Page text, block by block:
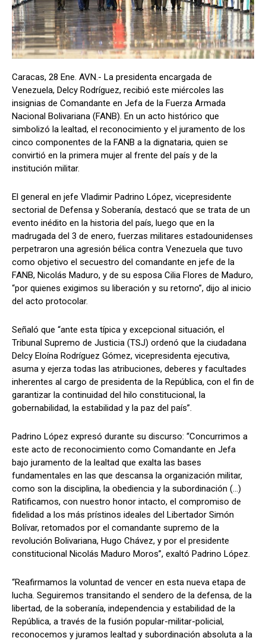
Caracas, 28 Ene. AVN.- La presidenta encargada de
Venezuela, Delcy Rodríguez, recibió este miércoles las
insignias de Comandante en Jefa de la Fuerza Armada
Nacional Bolivariana (FANB). En un acto histórico que
simbolizó la lealtad, el reconocimiento y el juramento de los
cinco componentes de la FANB a la dignataria, quien se
convirtió en la primera mujer al frente del país y de la
institución militar.
El general en jefe Vladimir Padrino López, vicepresidente
sectorial de Defensa y Soberanía, destacó que se trata de un
evento inédito en la historia del país, luego que en la
madrugada del 3 de enero, fuerzas militares estadounidenses
perpetraron una agresión bélica contra Venezuela que tuvo
como objetivo el secuestro del comandante en jefe de la
FANB, Nicolás Maduro, y de su esposa Cilia Flores de Maduro,
“por quienes exigimos su liberación y su retorno”, dijo al inicio
del acto protocolar.
Señaló que “ante esta típica y excepcional situación, el
Tribunal Supremo de Justicia (TSJ) ordenó que la ciudadana
Delcy Eloína Rodríguez Gómez, vicepresidenta ejecutiva,
asuma y ejerza todas las atribuciones, deberes y facultades
inherentes al cargo de presidenta de la República, con el fin de
garantizar la continuidad del hilo constitucional, la
gobernabilidad, la estabilidad y la paz del país”.
Padrino López expresó durante su discurso: “Concurrimos a
este acto de reconocimiento como Comandante en Jefa
bajo juramento de la lealtad que exalta las bases
fundamentales en las que descansa la organización militar,
como son la disciplina, la obediencia y la subordinación (…)
Ratificamos, con nuestro honor intacto, el compromiso de
fidelidad a los más prístinos ideales del Libertador Simón
Bolívar, retomados por el comandante supremo de la
revolución Bolivariana, Hugo Chávez, y por el presidente
constitucional Nicolás Maduro Moros”, exaltó Padrino López.
“Reafirmamos la voluntad de vencer en esta nueva etapa de
lucha. Seguiremos transitando el sendero de la defensa, de la
libertad, de la soberanía, independencia y estabilidad de la
República, a través de la fusión popular-militar-policial,
reconocemos y juramos lealtad y subordinación absoluta a la